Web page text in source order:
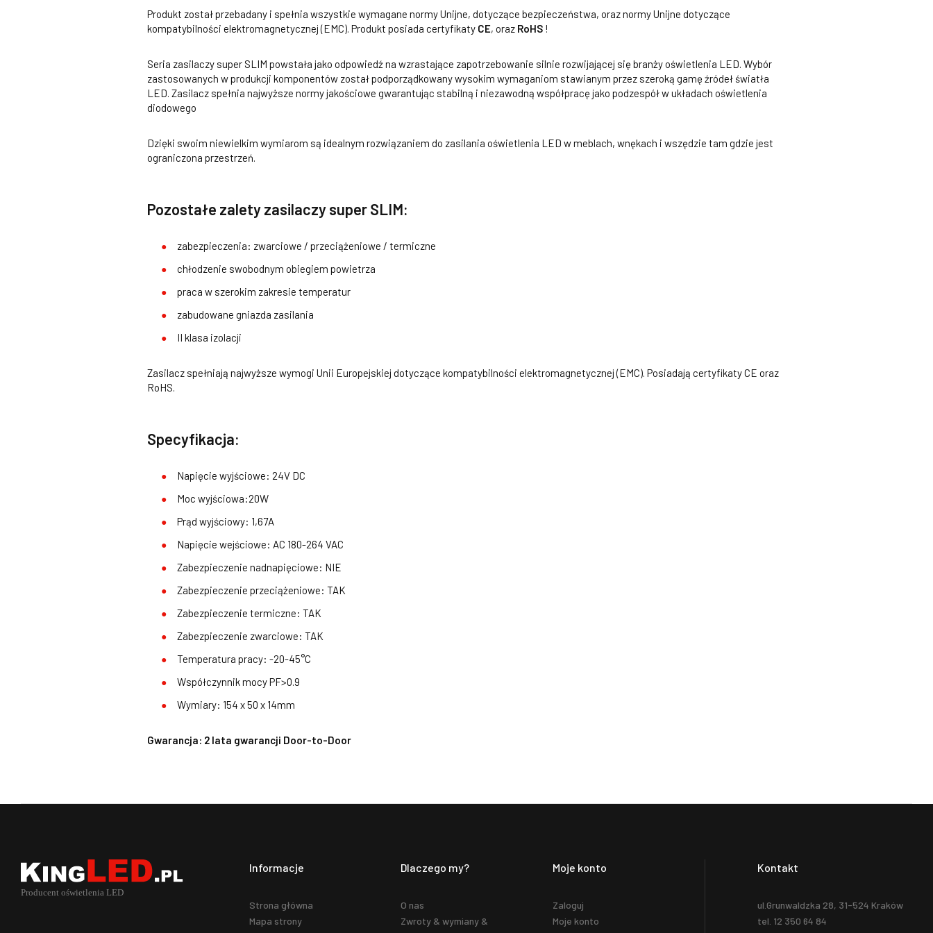
Produkt został przebadany i spełnia wszystkie wymagane normy Unijne, dotyczące bezpieczeństwa, oraz normy Unijne dotyczące
kompatybilności elektromagnetycznej (EMC). Produkt posiada certyfikaty CE, oraz RoHS !
Seria zasilaczy super SLIM powstała jako odpowiedź na wzrastające zapotrzebowanie silnie rozwijającej się branży oświetlenia LED. Wybór
zastosowanych w produkcji komponentów został podporządkowany wysokim wymaganiom stawianym przez szeroką gamę źródeł światła
LED. Zasilacz spełnia najwyższe normy jakościowe gwarantując stabilną i niezawodną współpracę jako podzespół w układach oświetlenia
diodowego
Dzięki swoim niewielkim wymiarom są idealnym rozwiązaniem do zasilania oświetlenia LED w meblach, wnękach i wszędzie tam gdzie jest
ograniczona przestrzeń.
Pozostałe zalety zasilaczy super SLIM:
zabezpieczenia: zwarciowe / przeciążeniowe / termiczne
chłodzenie swobodnym obiegiem powietrza
praca w szerokim zakresie temperatur
zabudowane gniazda zasilania
II klasa izolacji
Zasilacz spełniają najwyższe wymogi Unii Europejskiej dotyczące kompatybilności elektromagnetycznej (EMC). Posiadają certyfikaty CE oraz
RoHS.
Specyfikacja:
Napięcie wyjściowe: 24V DC
Moc wyjściowa:20W
Prąd wyjściowy: 1,67A
Napięcie wejściowe: AC 180-264 VAC
Zabezpieczenie nadnapięciowe: NIE
Zabezpieczenie przeciążeniowe: TAK
Zabezpieczenie termiczne: TAK
Zabezpieczenie zwarciowe: TAK
Temperatura pracy: -20-45°C
Współczynnik mocy PF>0.9
Wymiary: 154 x 50 x 14mm
Gwarancja: 2 lata gwarancji Door-to-Door
Informacje
Strona główna
Mapa strony
Dlaczego my?
O nas
Zwroty & wymiany &
Moje konto
Zaloguj
Moje konto
Kontakt
ul.Grunwaldzka 28, 31-524 Kraków
tel. 12 350 64 84